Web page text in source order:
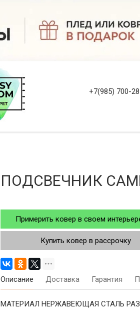
+7(985) 700-
ПОДСВЕЧНИК
Примерить ковер в своем
Купить ковер в рассрочку
Описание Доставка Гарантия
МАТЕРИАЛ НЕРЖАВЕЮЩАЯ СТАЛЬ